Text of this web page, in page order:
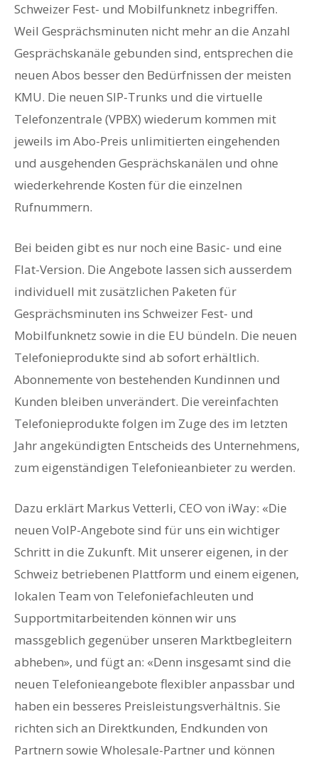
Schweizer Fest- und Mobilfunknetz inbegriffen.
Weil Gesprächsminuten nicht mehr an die Anzahl
Gesprächskanäle gebunden sind, entsprechen die
neuen Abos besser den Bedürfnissen der meisten
KMU. Die neuen SIP-Trunks und die virtuelle
Telefonzentrale (VPBX) wiederum kommen mit
jeweils im Abo-Preis unlimitierten eingehenden
und ausgehenden Gesprächskanälen und ohne
wiederkehrende Kosten für die einzelnen
Rufnummern.
Bei beiden gibt es nur noch eine Basic- und eine
Flat-Version. Die Angebote lassen sich ausserdem
individuell mit zusätzlichen Paketen für
Gesprächsminuten ins Schweizer Fest- und
Mobilfunknetz sowie in die EU bündeln. Die neuen
Telefonieprodukte sind ab sofort erhältlich.
Abonnemente von bestehenden Kundinnen und
Kunden bleiben unverändert. Die vereinfachten
Telefonieprodukte folgen im Zuge des im letzten
Jahr angekündigten Entscheids des Unternehmens,
zum eigenständigen Telefonieanbieter zu werden.
Dazu erklärt Markus Vetterli, CEO von iWay: «Die
neuen VoIP-Angebote sind für uns ein wichtiger
Schritt in die Zukunft. Mit unserer eigenen, in der
Schweiz betriebenen Plattform und einem eigenen,
lokalen Team von Telefoniefachleuten und
Supportmitarbeitenden können wir uns
massgeblich gegenüber unseren Marktbegleitern
abheben», und fügt an: «Denn insgesamt sind die
neuen Telefonieangebote flexibler anpassbar und
haben ein besseres Preisleistungsverhältnis. Sie
richten sich an Direktkunden, Endkunden von
Partnern sowie Wholesale-Partner und können